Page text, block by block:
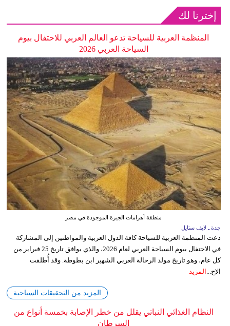
إخترنا لك
المنظمة العربية للسياحة تدعو العالم العربي للاحتفال بيوم
السياحة العربي 2026
منطقة أهرامات الجيزة الموجودة في مصر
جدة ـ لايف ستايل
دعت المنظمة العربية للسياحة كافة الدول العربية والمواطنين إلى المشاركة
في الاحتفال بيوم السياحة العربي لعام 2026، والذي يوافق تاريخ 25 فبراير من
كل عام، وهو تاريخ مولد الرحالة العربي الشهير ابن بطوطة. وقد أُطلقت
الاح... المزيد
المزيد من التحقيقات السياحية
النظام الغذائي النباتي يقلل من خطر الإصابة بخمسة أنواع من
السرطان